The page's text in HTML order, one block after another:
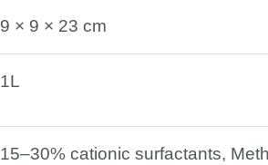
9 × 9 × 23 cm
1L
15–30% cationic surfactants,